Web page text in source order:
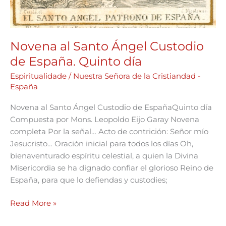
Novena al Santo Ángel Custodio
de España. Quinto día
Espiritualidade / Nuestra Señora de la Cristiandad -
España
Novena al Santo Ángel Custodio de EspañaQuinto día
Compuesta por Mons. Leopoldo Eijo Garay Novena
completa Por la señal… Acto de contrición: Señor mío
Jesucristo… Oración inicial para todos los días Oh,
bienaventurado espíritu celestial, a quien la Divina
Misericordia se ha dignado confiar el glorioso Reino de
España, para que lo defiendas y custodies;
Read More »